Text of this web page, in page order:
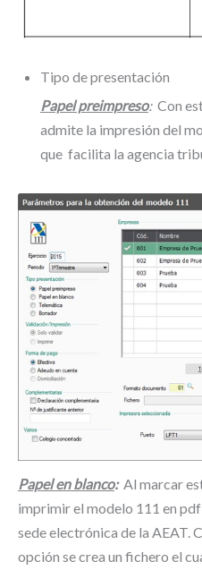
Tipo de presentación
Papel preimpreso:Con
admite la impresión del
que facilita la agencia
Papel en blanco:Al marcar
imprimir el modelo 111 en
sede electrónica de la AEAT.
opción se crea un fichero el